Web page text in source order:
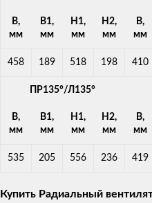
B,
мм
B1,
мм
H1,
мм
H2,
мм
B,
мм
458 189 518 198 410
ПР135°/Л135°
B,
мм
B1,
мм
H1,
мм
H2,
мм
B,
мм
535 205 556 236 419
Купить Радиальный